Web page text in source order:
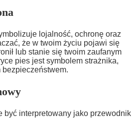
lojalność, ochronę oraz
że w twoim życiu pojawi się
lub stanie się twoim zaufanym
pies jest symbolem strażnika,
bezpieczeństwem.
być interpretowany jako przewodnik